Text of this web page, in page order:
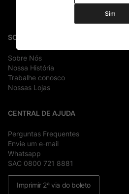
SOBRE
Sobre Nós
Nossa História
Trabalhe conosco
Nossas Lojas
CENTRAL DE AJUDA
Perguntas Frequentes
Envie um e-mail
Whatsapp
SAC 0800 721 8881
Imprimir 2ª via do boleto
Sim